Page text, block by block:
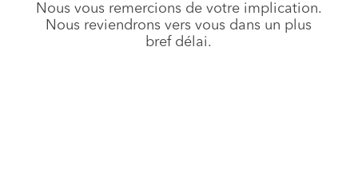
Nous vous remercions de votre implication.
Nous reviendrons vers vous dans un plus
bref délai.